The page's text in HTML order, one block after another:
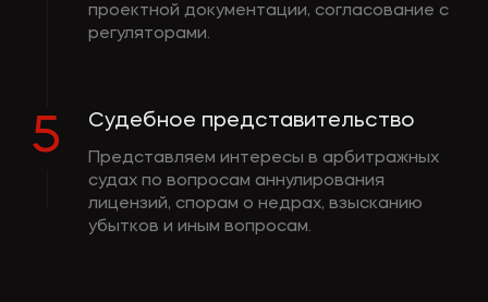
проектной документации, согласование с
регуляторами.
5 Судебное представительство
Представляем интересы в арбитражных
судах по вопросам аннулирования
лицензий, спорам о недрах, взысканию
убытков и иным вопросам.